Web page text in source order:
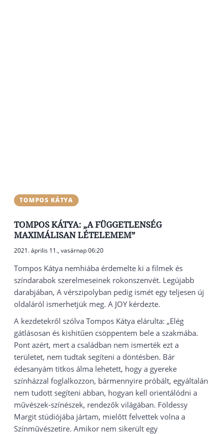
TOMPOS KÁTYA
TOMPOS KÁTYA: „A FÜGGETLENSÉG
MAXIMÁLISAN LÉTELEMEM”
2021. április 11., vasárnap 06:20
Tompos Kátya nemhiába érdemelte ki a filmek és
színdarabok szerelmeseinek rokonszenvét. Legújabb
darabjában, A vérszipolyban pedig ismét egy teljesen új
oldaláról ismerhetjük meg. A JOY kérdezte.
A kezdetekről szólva Tompos Kátya elárulta: „Elég
gátlásosan és kishitűen csöppentem bele a szakmába.
Pont azért, mert a családban nem ismerték ezt a
területet, nem tudtak segíteni a döntésben. Bár
édesanyám titkos álma lehetett, hogy a gyereke
színházzal foglalkozzon, bármennyire próbált, egyáltalán
nem tudott segíteni abban, hogyan kell orientálódni a
művészek-színészek, rendezők világában. Földessy
Margit stúdiójába jártam, mielőtt felvettek volna a
Színművészetire. Amikor nem sikerült egy